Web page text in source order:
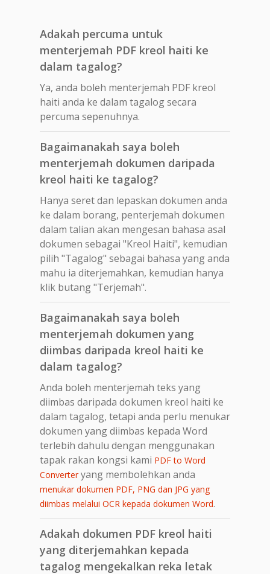
Adakah percuma untuk
menterjemah PDF kreol haiti ke
dalam tagalog?
Ya, anda boleh menterjemah PDF kreol
haiti anda ke dalam tagalog secara
percuma sepenuhnya.
Bagaimanakah saya boleh
menterjemah dokumen daripada
kreol haiti ke tagalog?
Hanya seret dan lepaskan dokumen anda
ke dalam borang, penterjemah dokumen
dalam talian akan mengesan bahasa asal
dokumen sebagai "Kreol Haiti", kemudian
pilih "Tagalog" sebagai bahasa yang anda
mahu ia diterjemahkan, kemudian hanya
klik butang "Terjemah".
Bagaimanakah saya boleh
menterjemah dokumen yang
diimbas daripada kreol haiti ke
dalam tagalog?
Anda boleh menterjemah teks yang
diimbas daripada dokumen kreol haiti ke
dalam tagalog, tetapi anda perlu menukar
dokumen yang diimbas kepada Word
terlebih dahulu dengan menggunakan
tapak rakan kongsi kami PDF to Word
Converteryang membolehkan anda
menukar dokumen PDF, PNG dan JPG yang
diimbas melalui OCR kepada dokumen Word.
Adakah dokumen PDF kreol haiti
yang diterjemahkan kepada
tagalog mengekalkan reka letak